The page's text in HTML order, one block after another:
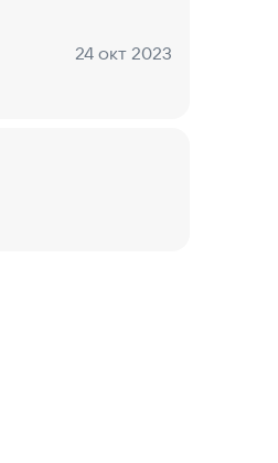
Дата:
24 окт 2023